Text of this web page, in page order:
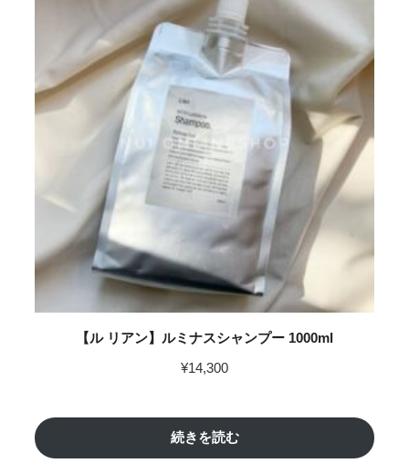
【ル リアン】ルミナスシャンプー 1000ml
¥14,300
続きを読む